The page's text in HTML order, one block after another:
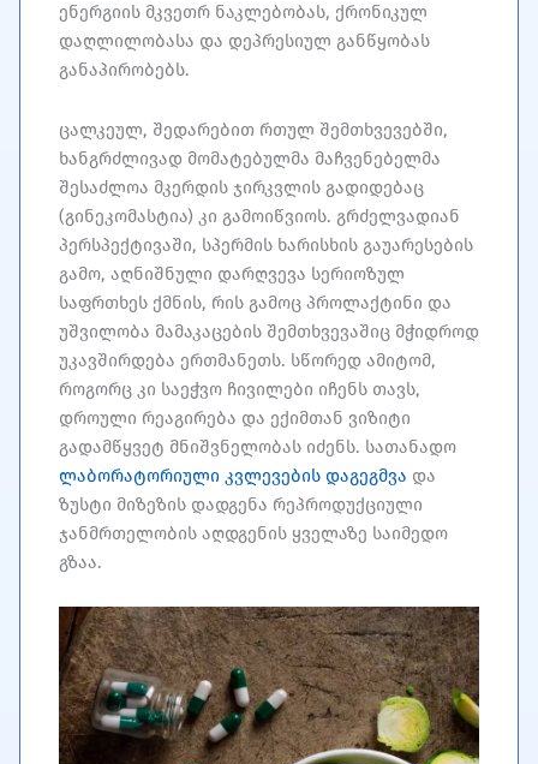
ენერგიის მკვეთრ ნაკლებობას, ქრონიკულ
დაღლილობასა და დეპრესიულ განწყობას
განაპირობებს.
ცალკეულ, შედარებით რთულ შემთხვევებში,
ხანგრძლივად მომატებულმა მაჩვენებელმა
შესაძლოა მკერდის ჯირკვლის გადიდებაც
(გინეკომასტია) კი გამოიწვიოს. გრძელვადიან
პერსპექტივაში, სპერმის ხარისხის გაუარესების
გამო, აღნიშნული დარღვევა სერიოზულ
საფრთხეს ქმნის, რის გამოც პროლაქტინი და
უშვილობა მამაკაცების შემთხვევაშიც მჭიდროდ
უკავშირდება ერთმანეთს. სწორედ ამიტომ,
როგორც კი საეჭვო ჩივილები იჩენს თავს,
დროული რეაგირება და ექიმთან ვიზიტი
გადამწყვეტ მნიშვნელობას იძენს. სათანადო
ლაბორატორიული კვლევების დაგეგმვა და
ზუსტი მიზეზის დადგენა რეპროდუქციული
ჯანმრთელობის აღდგენის ყველაზე საიმედო
გზაა.